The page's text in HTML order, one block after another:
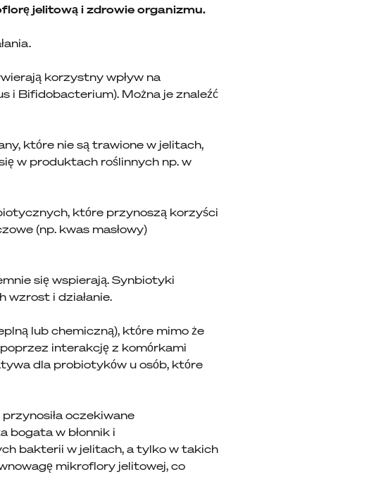
jelitową i zdrowie organizmu.
korzystny wpływ na
i Bifidobacterium). Można je znaleźć
które nie są trawione w jelitach,
w produktach roślinnych np. w
które przynoszą korzyści
(np. kwas masłowy)
się wspierają. Synbiotyki
wzrost i działanie.
lub chemiczną), które mimo że
interakcję z komórkami
dla probiotyków u osób, które
oczekiwane
bogata w błonnik i
bakterii w jelitach, a tylko w takich
mikroflory jelitowej, co